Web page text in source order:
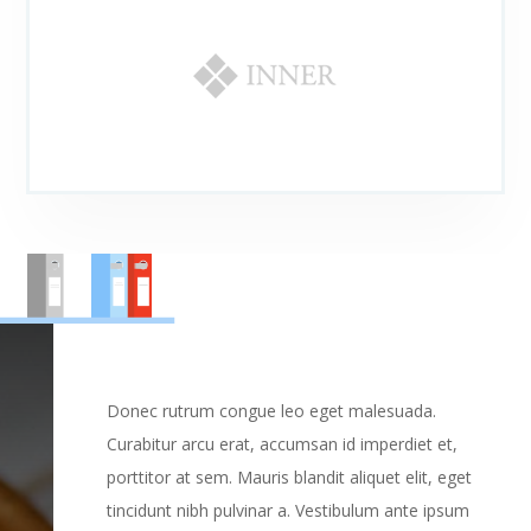
Donec rutrum congue leo eget malesuada.
Curabitur arcu erat, accumsan id imperdiet et,
porttitor at sem. Mauris blandit aliquet elit, eget
tincidunt nibh pulvinar a. Vestibulum ante ipsum